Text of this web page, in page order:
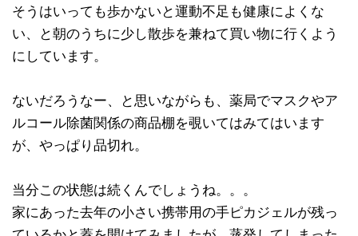
そうはいっても歩かないと運動不足も健康によくな
い、と朝のうちに少し散歩を兼ねて買い物に行くよう
にしています。
ないだろうなー、と思いながらも、薬局でマスクやア
ルコール除菌関係の商品棚を覗いてはみてはいます
が、やっぱり品切れ。
当分この状態は続くんでしょうね。。。
家にあった去年の小さい携帯用の手ピカジェルが残っ